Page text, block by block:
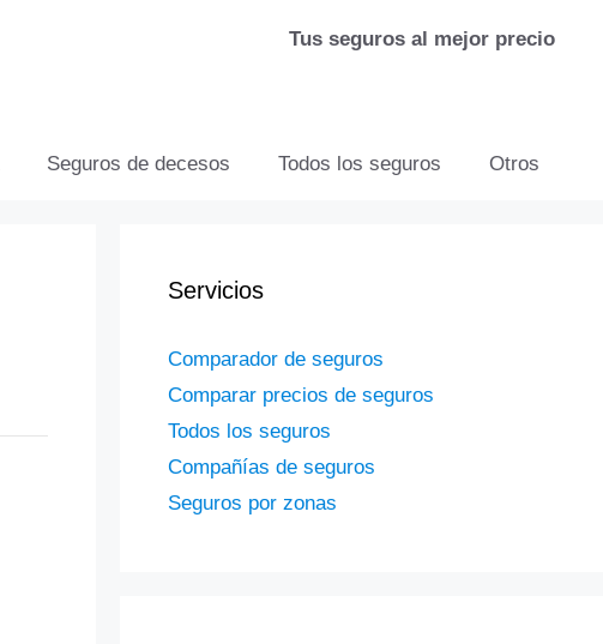
Tus seguros al mejor precio
Seguros de decesos Todos los seguros Otros
Servicios
Comparador de seguros
Comparar precios de seguros
Todos los seguros
Compañías de seguros
Seguros por zonas